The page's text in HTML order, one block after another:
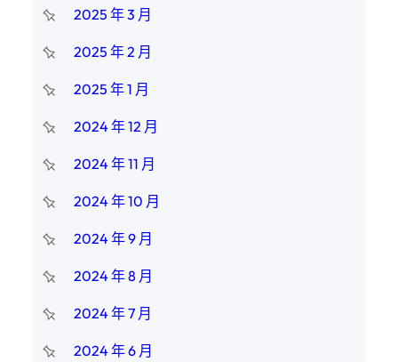
2025 年 3 月
2025 年 2 月
2025 年 1 月
2024 年 12 月
2024 年 11 月
2024 年 10 月
2024 年 9 月
2024 年 8 月
2024 年 7 月
2024 年 6 月